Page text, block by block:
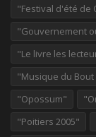
"Festival d'été de
"Gouvernement
"Le livre les
"Musique du
"Opossum"
"Poitiers 2005"